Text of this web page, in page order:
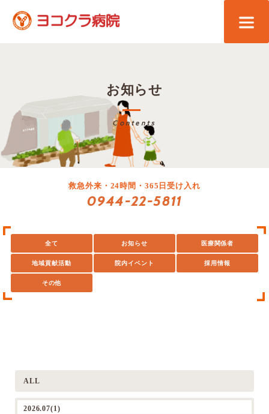
救急外来・24時間・365日受け入れ
0944-22-5811
お知らせ
Contents
全て お知らせ 医療関係者
地域貢献活動 院内イベント 採用情報
その他
ALL
2026.07(1)